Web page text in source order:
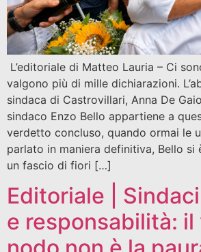
L’editoriale di Matteo Lauria – Ci
valgono più di mille dichiarazioni.
sindaca di Castrovillari, Anna De
sindaco Enzo Bello appartiene a
verdetto concluso, quando ormai le
parlato in maniera definitiva, Bello si
un fascio di fiori […]
Editoriale |
e responsabilità: il